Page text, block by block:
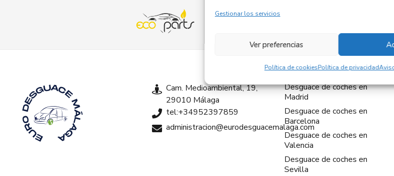
Gestionar los servicios
Ver preferencias
Política de cookiesPolítica de privacidad
Cam. Medioambiental, 19,
29010 Málaga
tel:+34952397859
administracion@eurodesguacemalaga.com
Desguace de coches en
Madrid
Desguace de coches en
Barcelona
Desguace de coches en
Valencia
Desguace de coches en
Sevilla